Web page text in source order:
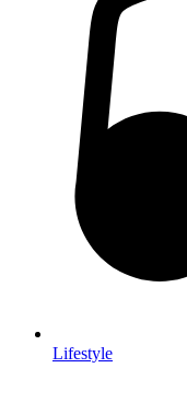
Lifestyle